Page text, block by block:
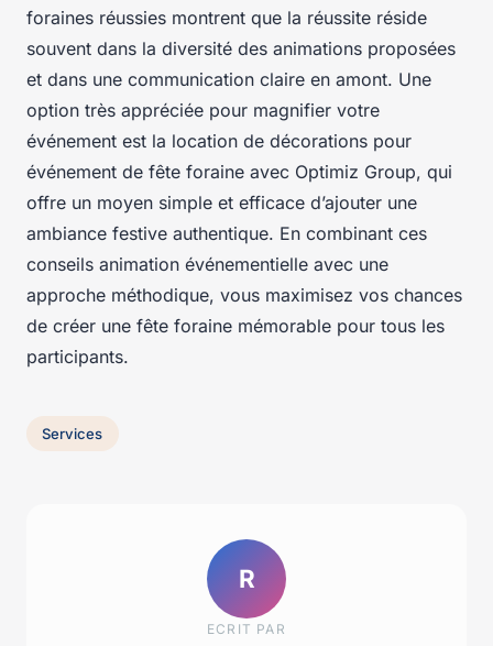
foraines réussies montrent que la réussite réside
souvent dans la diversité des animations proposées
et dans une communication claire en amont. Une
option très appréciée pour magnifier votre
événement est la location de décorations pour
événement de fête foraine avec Optimiz Group, qui
offre un moyen simple et efficace d’ajouter une
ambiance festive authentique. En combinant ces
conseils animation événementielle avec une
approche méthodique, vous maximisez vos chances
de créer une fête foraine mémorable pour tous les
participants.
Services
R
ECRIT PAR